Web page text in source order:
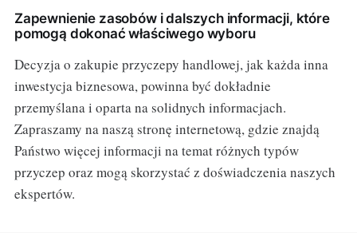
Zapewnienie zasobów i dalszych informacji, które
pomogą dokonać właściwego wyboru
Decyzja o zakupie przyczepy handlowej, jak każda inna
inwestycja biznesowa, powinna być dokładnie
przemyślana i oparta na solidnych informacjach.
Zapraszamy na naszą stronę internetową, gdzie znajdą
Państwo więcej informacji na temat różnych typów
przyczep oraz mogą skorzystać z doświadczenia naszych
ekspertów.